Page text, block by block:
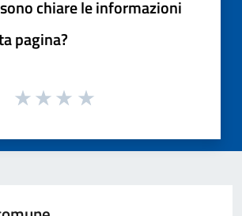
chiare le informazioni
pagina?